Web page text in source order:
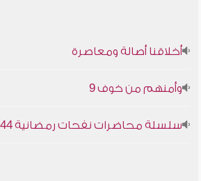
أخلاقنا أصالة ومعاصرة
وأمنهم من خوف 9
سلسلة محاضرات نفحات رمضانية 1444هـ